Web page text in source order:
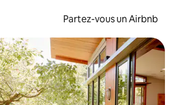
Partez-vous un Airbnb